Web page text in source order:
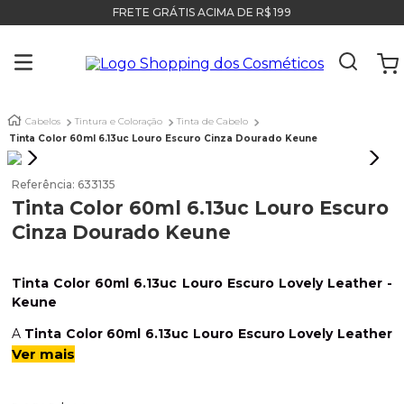
FRETE GRÁTIS ACIMA DE R$ 199
Cabelos Tintura e Coloração
Tinta de Cabelo
Tinta Color 60ml 6.13uc Louro Escuro Cinza Dourado Keune
Referência: 633135
Tinta Color 60ml 6.13uc Louro Escuro
Cinza Dourado Keune
Tinta Color 60ml 6.13uc Louro Escuro Lovely Leather -
Keune
A Tinta Color 60ml 6.13uc Louro Escuro Lovely Leather
¿Keune
Ver mais